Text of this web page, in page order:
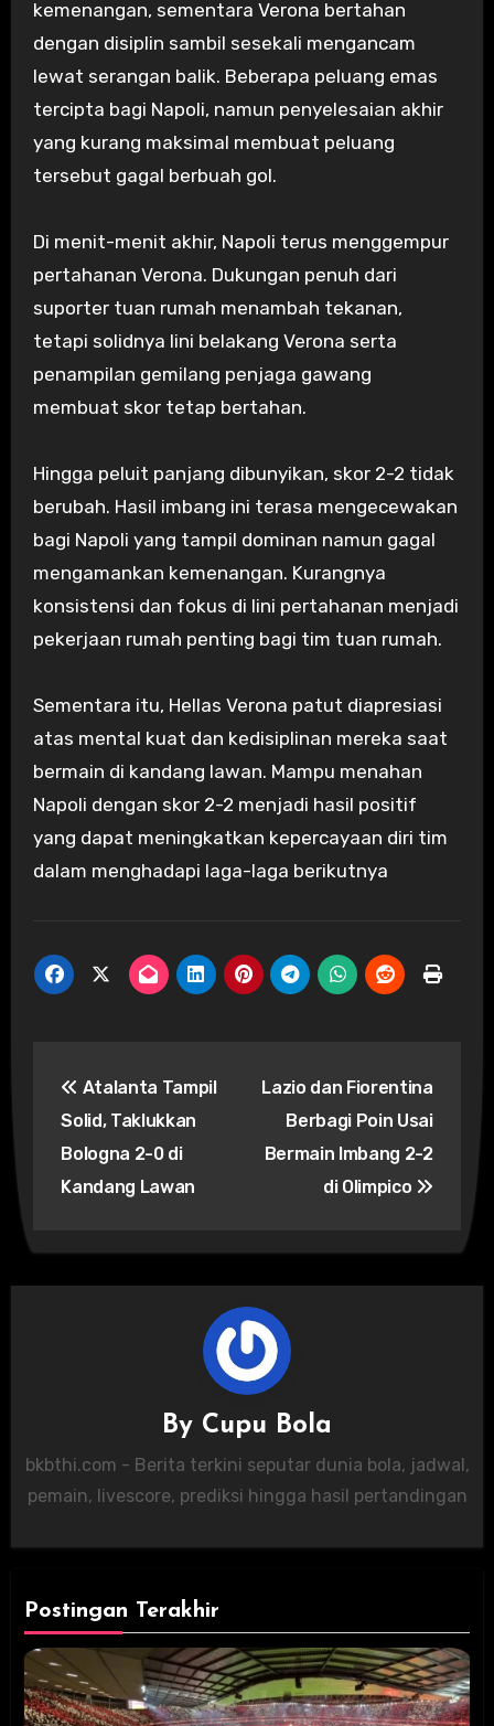
kemenangan, sementara Verona bertahan
dengan disiplin sambil sesekali mengancam
lewat serangan balik. Beberapa peluang emas
tercipta bagi Napoli, namun penyelesaian akhir
yang kurang maksimal membuat peluang
tersebut gagal berbuah gol.
Di menit-menit akhir, Napoli terus menggempur
pertahanan Verona. Dukungan penuh dari
suporter tuan rumah menambah tekanan,
tetapi solidnya lini belakang Verona serta
penampilan gemilang penjaga gawang
membuat skor tetap bertahan.
Hingga peluit panjang dibunyikan, skor 2-2 tidak
berubah. Hasil imbang ini terasa mengecewakan
bagi Napoli yang tampil dominan namun gagal
mengamankan kemenangan. Kurangnya
konsistensi dan fokus di lini pertahanan menjadi
pekerjaan rumah penting bagi tim tuan rumah.
Sementara itu, Hellas Verona patut diapresiasi
atas mental kuat dan kedisiplinan mereka saat
bermain di kandang lawan. Mampu menahan
Napoli dengan skor 2-2 menjadi hasil positif
yang dapat meningkatkan kepercayaan diri tim
dalam menghadapi laga-laga berikutnya
navigation
Atalanta Tampil
Solid, Taklukkan
Bologna 2-0 di
Kandang Lawan
Lazio dan Fiorentina
Berbagi Poin Usai
Bermain Imbang 2-2
di Olimpico
By Cupu Bola
bkbthi.com - Berita terkini seputar dunia bola, jadwal,
pemain, livescore, prediksi hingga hasil pertandingan
Postingan Terakhir